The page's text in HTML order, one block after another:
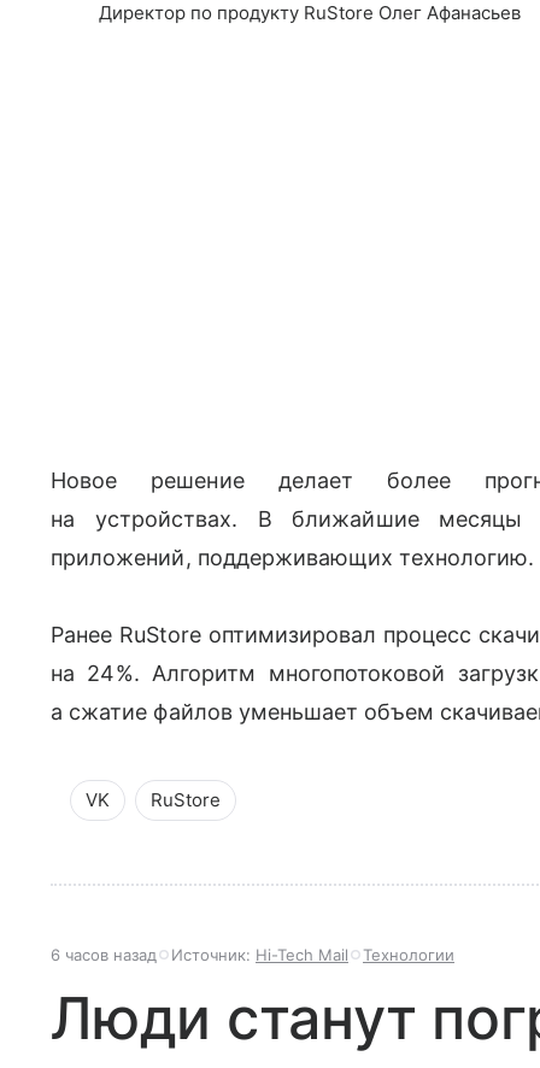
Директор по продукту RuStore Олег Афанасьев
Новое решение делает более
на устройствах. В ближайшие месяцы
приложений, поддерживающих технологию.
Ранее RuStore оптимизировал процесс
на 24%. Алгоритм многопотоковой
а сжатие файлов уменьшает объем
VK RuStore
6 часов назад Источник: Hi-Tech Mail Технологии
Люди станут